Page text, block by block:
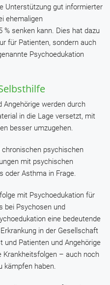
Unterstützung gut informierter
ehemaligen
senken kann. Dies hat dazu
für Patienten, sondern auch
Psychoedukation
Angehörige werden durch
in die Lage versetzt, mit
besser umzugehen.
psychischen
mit psychischen
oder Asthma in Frage.
mit Psychoedukation für
bei Psychosen und
eine bedeutende
in der Gesellschaft
und Patienten und Angehörige
Krankheitsfolgen – auch noch
kämpfen haben.